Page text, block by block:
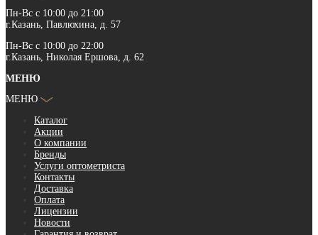
Пн-Вс с 10:00 до 21:00
г.Казань, Павлюхина, д. 57
Пн-Вс с 10:00 до 22:00
г.Казань, Николая Ершова, д. 62
МЕНЮ
МЕНЮ
Каталог
Акции
О компании
Бренды
Услуги оптометриста
Контакты
Доставка
Оплата
Лицензии
Новости